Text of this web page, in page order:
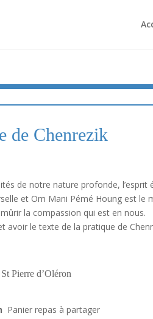
de Chenrezik
de notre nature profonde, l’esprit
et Om Mani Pémé Houng est le
et fait mûrir la
le texte de la pratique de
Pierre d’Oléron
Panier repas à partager